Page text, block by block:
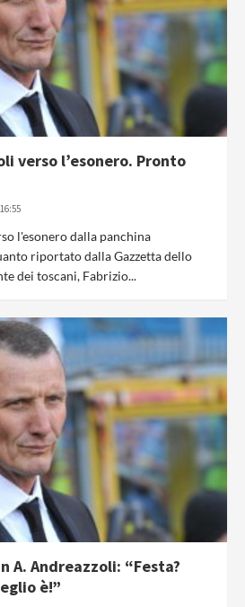
verso l’esonero. Pronto
l'esonero dalla panchina
riportato dalla Gazzetta dello
dei toscani, Fabrizio...
A. Andreazzoli: “Festa?
è!”